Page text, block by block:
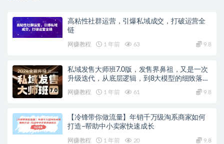
高粘性社群运营，引爆私域成交，打破运营全
链
网赚教程 1 年前 63 9.8
私域发售大师班7.0版，发售界鼻祖，又是一次
升级迭代，从底层逻辑，到8大模型的细致落地
网赚教程 1 年前 61 9.8
【冷锋带你做流量】年销千万级淘系商家如何
打造–帮助中小卖家快速成长
网赚教程 1 年前 20 9.8